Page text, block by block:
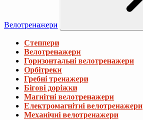
Велотренажери
Степпери
Велотренажери
Горизонтальні велотренажери
Орбітреки
Гребні тренажери
Бігові доріжки
Магнітні велотренажери
Електромагнітні велотренажери
Механічні велотренажери